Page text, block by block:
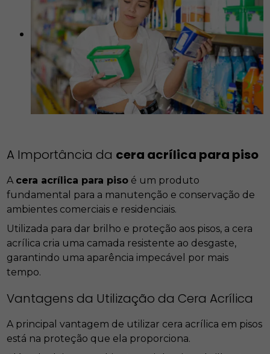
A Importância da cera acrílica para piso
A cera acrílica para piso é um produto
fundamental para a manutenção e conservação de
ambientes comerciais e residenciais.
Utilizada para dar brilho e proteção aos pisos, a cera
acrílica cria uma camada resistente ao desgaste,
garantindo uma aparência impecável por mais
tempo.
Vantagens da Utilização da Cera Acrílica
A principal vantagem de utilizar cera acrílica em pisos
está na proteção que ela proporciona.